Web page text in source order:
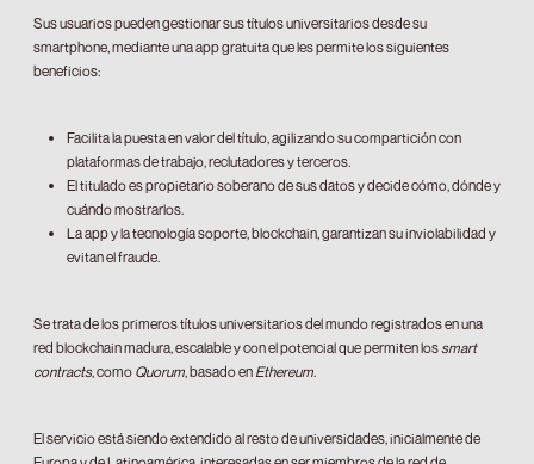
Sus usuarios pueden gestionar sus títulos universitarios desde su
smartphone, mediante una app gratuita que les permite los siguientes
beneficios:
Facilita la puesta en valor del título, agilizando su compartición con
plataformas de trabajo, reclutadores y terceros.
El titulado es propietario soberano de sus datos y decide cómo, dónde y
cuándo mostrarlos.
La app y la tecnología soporte, blockchain, garantizan su inviolabilidad y
evitan el fraude.
Se trata de los primeros títulos universitarios del mundo registrados en una
red blockchain madura, escalable y con el potencial que permiten lossmart
contracts, como Quorum, basado en Ethereum.
El servicio está siendo extendido al resto de universidades, inicialmente de